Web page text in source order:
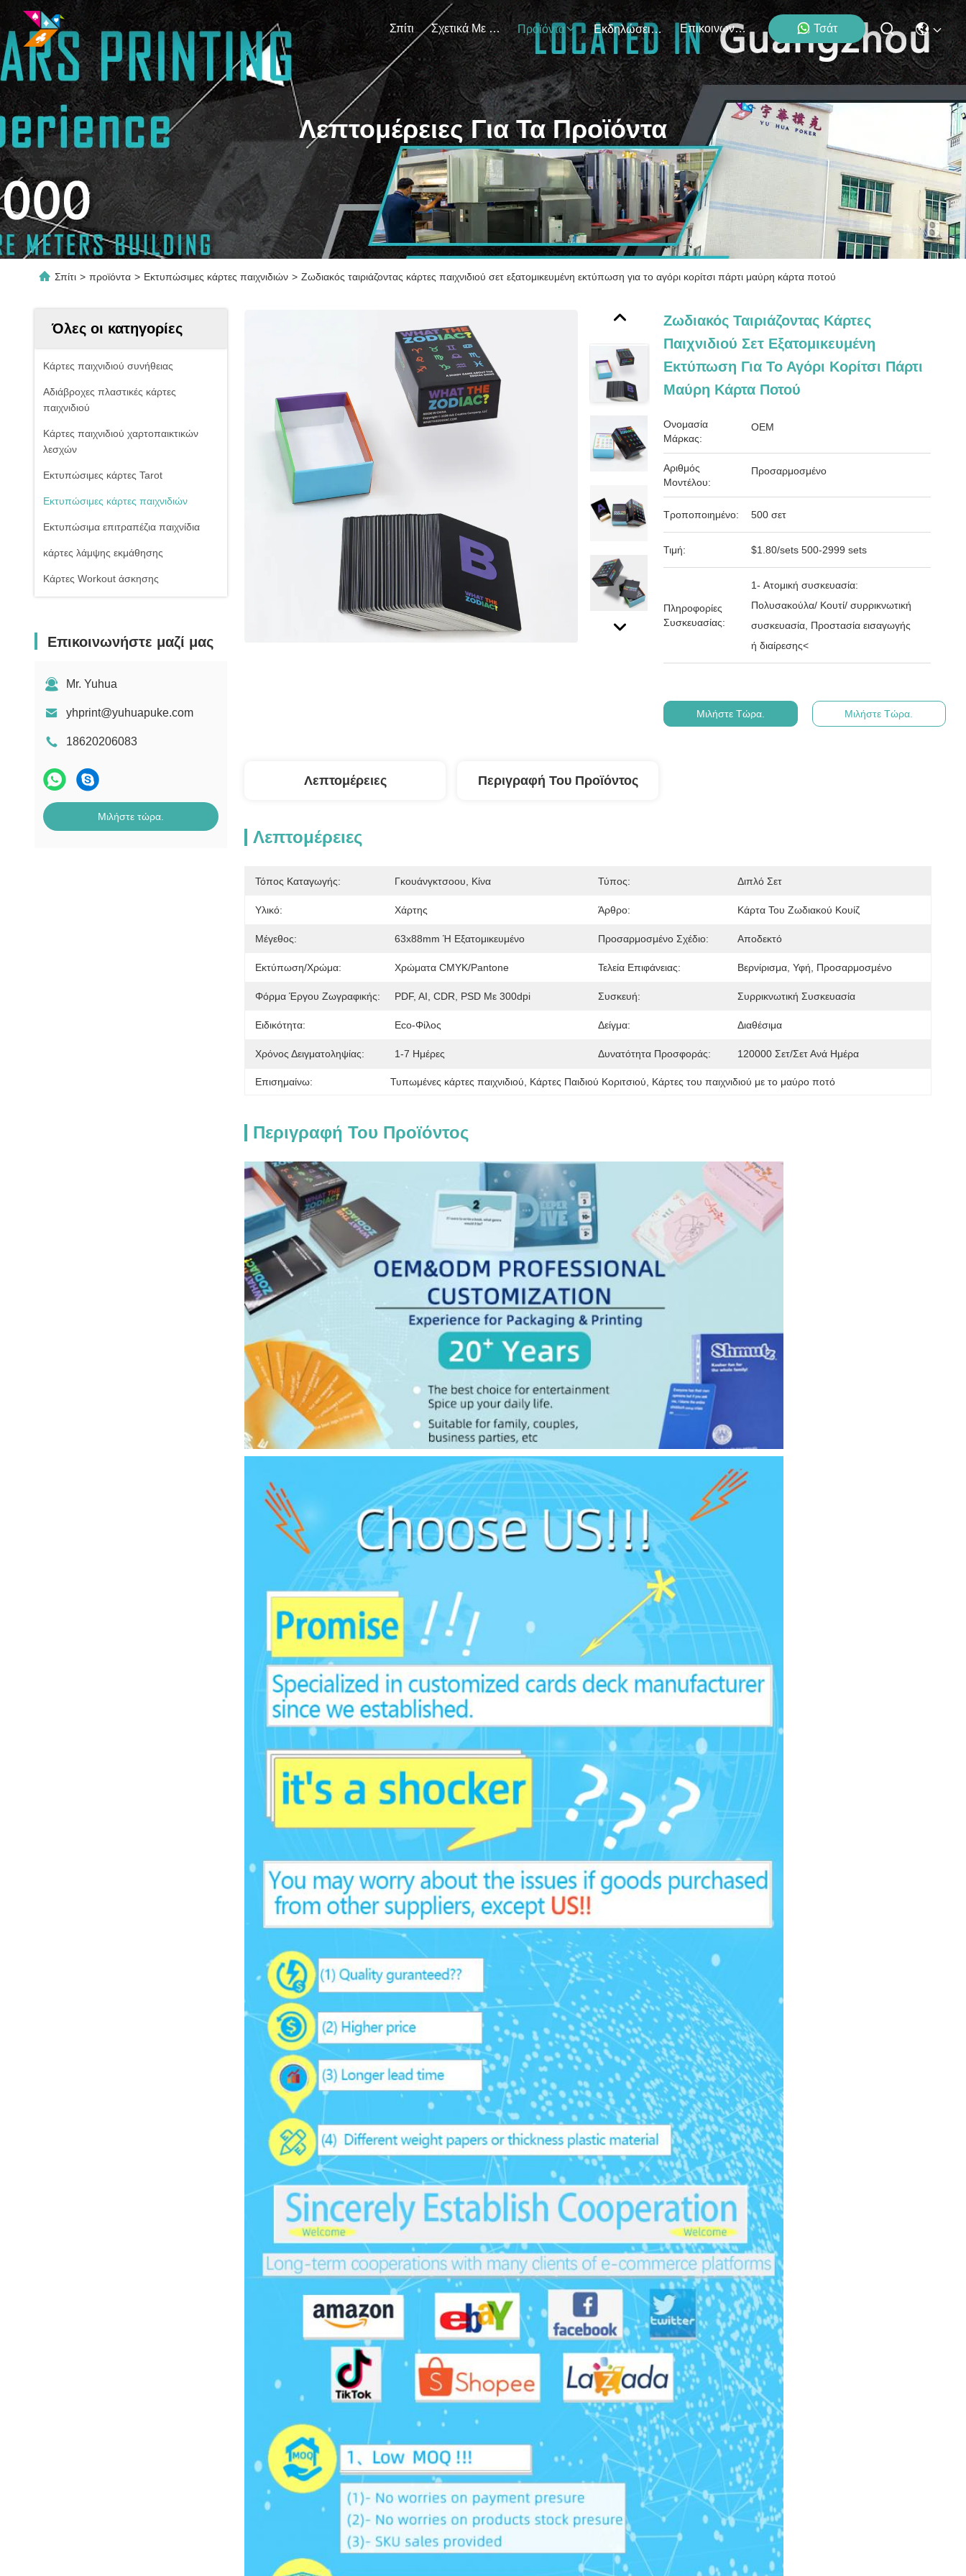
Σπίτι Σχετικά Με Εμάς Προϊόντα Εκδηλώσεις Επικοινωνήστε Μαζί Μας Τσάτ
Λεπτομέρειες Για Τα Προϊόντα
Σπίτι > προϊόντα > Εκτυπώσιμες κάρτες παιχνιδιών > Ζωδιακός ταιριάζοντας κάρτες παιχνιδιού σετ εξατομικευμένη εκτύπωση για το αγόρι κορίτσι πάρτι μαύρη κάρτα ποτού
Όλες οι κατηγορίες
Κάρτες παιχνιδιού συνήθειας
Αδιάβροχες πλαστικές κάρτες
παιχνιδιού
Κάρτες παιχνιδιού χαρτοπαικτικών
λεσχών
Εκτυπώσιμες κάρτες Tarot
Εκτυπώσιμες κάρτες παιχνιδιών
Εκτυπώσιμα επιτραπέζια παιχνίδια
κάρτες λάμψης εκμάθησης
Κάρτες Workout άσκησης
Επικοινωνήστε μαζί μας
Mr. Yuhua
yhprint@yuhuapuke.com
18620206083
Μιλήστε τώρα.
Ζωδιακός Ταιριάζοντας Κάρτες
Παιχνιδιού Σετ Εξατομικευμένη
Εκτύπωση Για Το Αγόρι Κορίτσι Πάρτι
Μαύρη Κάρτα Ποτού
Ονομασία
Μάρκας:
OEM
Αριθμός
Μοντέλου:
Προσαρμοσμένο
Τροποποιημένο: 500 σετ
Τιμή: $1.80/sets 500-2999 sets
Πληροφορίες
Συσκευασίας:
1- Ατομική συσκευασία:
Πολυσακούλα/ Κουτί/ συρρικνωτική
συσκευασία, Προστασία εισαγωγής
ή διαίρεσης<
Μιλήστε Τώρα. Μιλήστε Τώρα.
Λεπτομέρειες Περιγραφή Του Προϊόντος
Λεπτομέρειες
Τόπος Καταγωγής: Γκουάνγκτσοου, Κίνα Τύπος: Διπλό Σετ
Υλικό: Χάρτης Άρθρο: Κάρτα Του Ζωδιακού Κουίζ
Μέγεθος: 63x88mm Ή Εξατομικευμένο Προσαρμοσμένο Σχέδιο: Αποδεκτό
Εκτύπωση/χρώμα: Χρώματα CMYK/Pantone Τελεία Επιφάνειας: Βερνίρισμα, Υφή, Προσαρμοσμένο
Φόρμα Έργου Ζωγραφικής: PDF, AI, CDR, PSD Με 300dpi Συσκευή: Συρρικνωτική Συσκευασία
Ειδικότητα: Eco-Φίλος Δείγμα: Διαθέσιμα
Χρόνος Δειγματοληψίας: 1-7 Ημέρες Δυνατότητα Προσφοράς: 120000 Σετ/σετ Ανά Ημέρα
Επισημαίνω: Τυπωμένες κάρτες παιχνιδιού Κάρτες Παιδιού Κοριτσιού Κάρτες του παιχνιδιού με το μαύρο ποτό
Περιγραφή Του Προϊόντος